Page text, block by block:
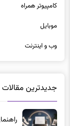
كامپيوتر همراه
موبايل
وب و اينترنت
جدیدترین مقالات